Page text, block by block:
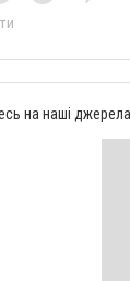
на наші джерела